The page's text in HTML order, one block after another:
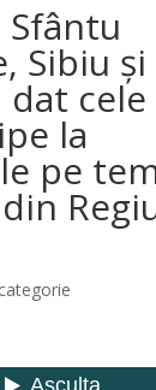
Sfântu
Sibiu și
dat
la
pe